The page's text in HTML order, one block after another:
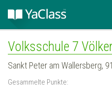
Volksschule 7
Sankt Peter am Wallersberg,
Gesammelte Punkte: